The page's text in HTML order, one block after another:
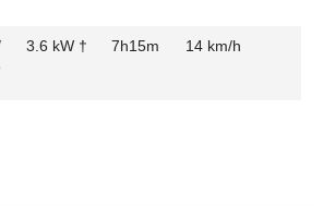
3.6 kW † 7h15m 14 km/h